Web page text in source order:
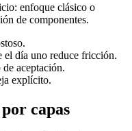
enfoque clásico o
de componentes.
el día uno reduce fricción.
aceptación.
explícito.
capas